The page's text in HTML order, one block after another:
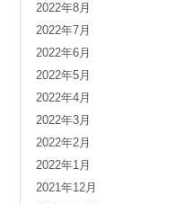
2022年8月
2022年7月
2022年6月
2022年5月
2022年4月
2022年3月
2022年2月
2022年1月
2021年12月